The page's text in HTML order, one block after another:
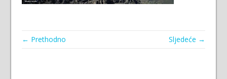
← Prethodno Sljedeće →